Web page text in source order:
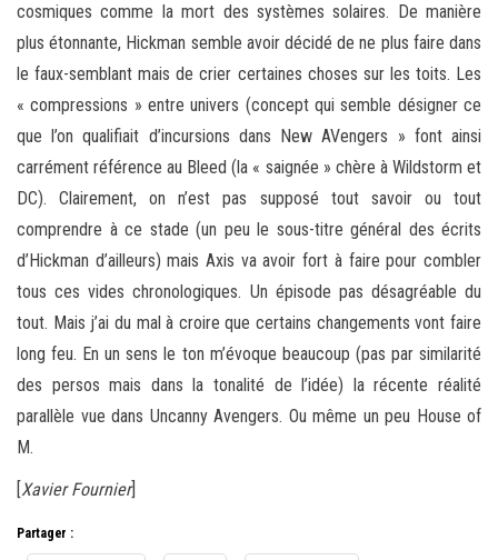
cosmiques comme la mort des systèmes solaires. De manière
plus étonnante, Hickman semble avoir décidé de ne plus faire dans
le faux-semblant mais de crier certaines choses sur les toits. Les
« compressions » entre univers (concept qui semble désigner ce
que l’on qualifiait d’incursions dans New AVengers » font ainsi
carrément référence au Bleed (la « saignée » chère à Wildstorm et
DC). Clairement, on n’est pas supposé tout savoir ou tout
comprendre à ce stade (un peu le sous-titre général des écrits
d’Hickman d’ailleurs) mais Axis va avoir fort à faire pour combler
tous ces vides chronologiques. Un épisode pas désagréable du
tout. Mais j’ai du mal à croire que certains changements vont faire
long feu. En un sens le ton m’évoque beaucoup (pas par similarité
des persos mais dans la tonalité de l’idée) la récente réalité
parallèle vue dans Uncanny Avengers. Ou même un peu House of
M.
[Xavier Fournier]
Partager :